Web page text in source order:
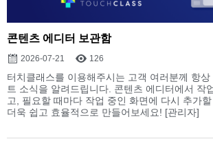
콘텐츠 에디터 보관함
2026-07-21 126
터치클래스를 이용해주시는 고객 여러분께 항
트 소식을 알려드립니다. 콘텐츠 에디터에서 작
고, 필요할 때마다 작업 중인 화면에 다시 추가
더욱 쉽고 효율적으로 만들어보세요! [관리자]